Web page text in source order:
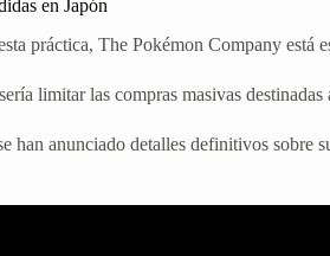
en Japón
práctica, The Pokémon Company está
limitar las compras masivas
han anunciado detalles definitivos sobre